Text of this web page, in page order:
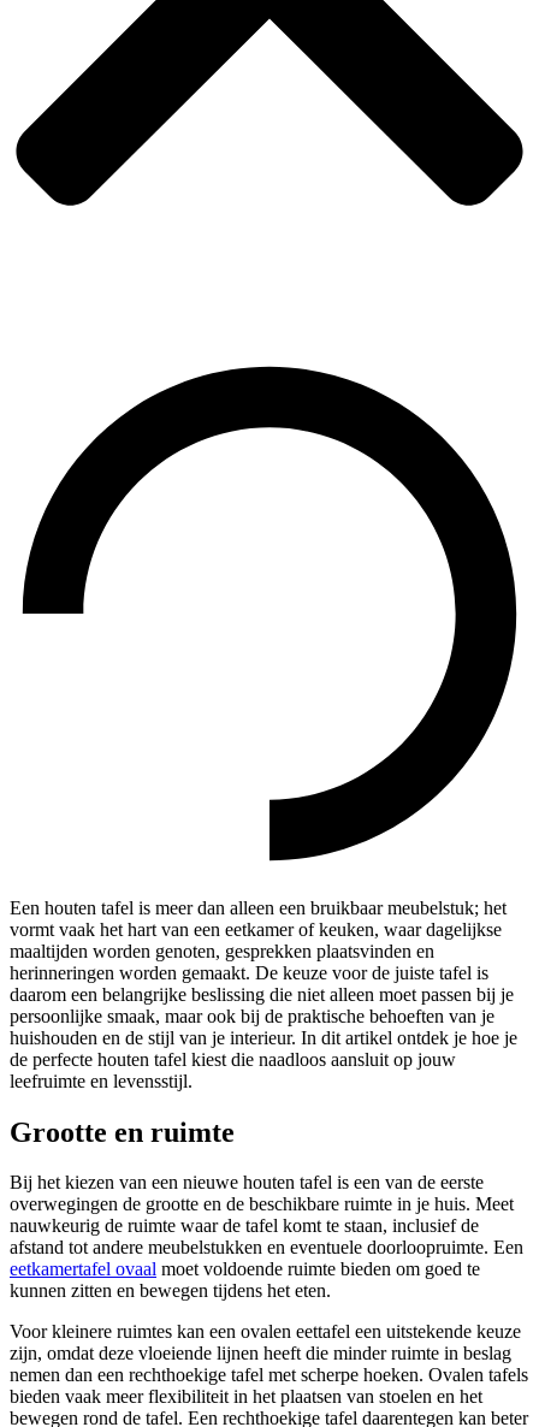
Een houten tafel is meer dan alleen een bruikbaar meubelstuk; het
vormt vaak het hart van een eetkamer of keuken, waar dagelijkse
maaltijden worden genoten, gesprekken plaatsvinden en
herinneringen worden gemaakt. De keuze voor de juiste tafel is
daarom een belangrijke beslissing die niet alleen moet passen bij je
persoonlijke smaak, maar ook bij de praktische behoeften van je
huishouden en de stijl van je interieur. In dit artikel ontdek je hoe je
de perfecte houten tafel kiest die naadloos aansluit op jouw
leefruimte en levensstijl.
Grootte en ruimte
Bij het kiezen van een nieuwe houten tafel is een van de eerste
overwegingen de grootte en de beschikbare ruimte in je huis. Meet
nauwkeurig de ruimte waar de tafel komt te staan, inclusief de
afstand tot andere meubelstukken en eventuele doorloopruimte. Een
eetkamertafel ovaal moet voldoende ruimte bieden om goed te
kunnen zitten en bewegen tijdens het eten.
Voor kleinere ruimtes kan een ovalen eettafel een uitstekende keuze
zijn, omdat deze vloeiende lijnen heeft die minder ruimte in beslag
nemen dan een rechthoekige tafel met scherpe hoeken. Ovalen tafels
bieden vaak meer flexibiliteit in het plaatsen van stoelen en het
bewegen rond de tafel. Een rechthoekige tafel daarentegen kan beter